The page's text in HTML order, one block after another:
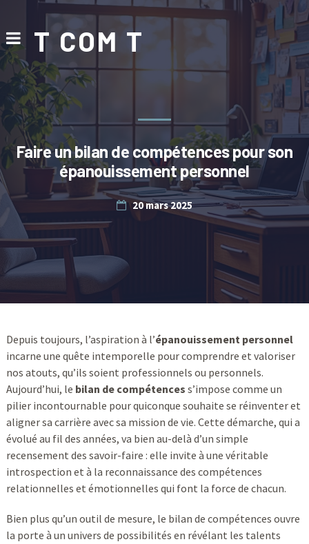
T COM T
Faire un bilan de compétences pour son
épanouissement personnel
20 mars 2025
Depuis toujours, l’aspiration à l’épanouissement personnel
incarne une quête intemporelle pour comprendre et valoriser
nos atouts, qu’ils soient professionnels ou personnels.
Aujourd’hui, le bilan de compétences s’impose comme un
pilier incontournable pour quiconque souhaite se réinventer et
aligner sa carrière avec sa mission de vie. Cette démarche, qui a
évolué au fil des années, va bien au-delà d’un simple
recensement des savoir-faire : elle invite à une véritable
introspection et à la reconnaissance des compétences
relationnelles et émotionnelles qui font la force de chacun.
Bien plus qu’un outil de mesure, le bilan de compétences ouvre
la porte à un univers de possibilités en révélant les talents